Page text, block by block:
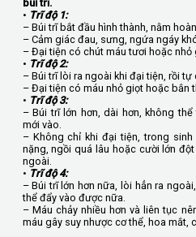
búi trĩ.
• Trĩ độ 1:
– Búi trĩ bắt đầu hình thành, nằm
– Cảm giác đau, sưng, ngứa ngáy
– Đại tiện có chút máu tươi hoặc nhỏ
• Trĩ độ 2:
– Búi trĩ lòi ra ngoài khi đại tiện, rồi tự
– Đại tiện có máu nhỏ giọt hoặc bắn
• Trĩ độ 3:
– Búi trĩ lớn hơn, dài hơn, không
mới vào.
– Không chỉ khi đại tiện, trong
nặng, ngồi quá lâu hoặc cười lớn
ngoài.
• Trĩ độ 4:
– Búi trĩ lớn hơn nữa, lòi hẳn ra
thể đẩy vào được nữa.
– Máu chảy nhiều hơn và liên tục
máu gây suy nhược cơ thể, hoa mắt,